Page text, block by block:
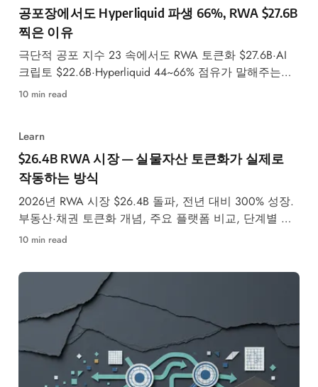
공포장에서도 Hyperliquid 파생 66%, RWA $27.6B
찍은 이유
극단적 공포 지수 23 속에서도 RWA 토큰화 $27.6B·AI
크립토 $22.6B·Hyperliquid 44~66% 점유가 말해주는
2026년 구조적 성장의 실체를 데이터로 분석합니다.
10 min read
Learn
$26.4B RWA 시장 — 실물자산 토큰화가 실제로
작동하는 방식
2026년 RWA 시장 $26.4B 돌파, 전년 대비 300% 성장.
부동산·채권 토큰화 개념, 주요 플랫폼 비교, 단계별 투
자 방법을 완전 정리했습니다.
10 min read